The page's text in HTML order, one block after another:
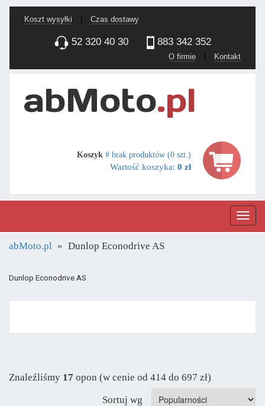
Koszt wysyłki Czas dostawy
52 320 40 30 883 342 352
O firmie | Kontakt
Koszyk # brak produktów (0 szt.)
Wartość koszyka: 0 zł
abMoto.pl Dunlop Econodrive AS
Dunlop Econodrive AS
Znaleźliśmy 17 opon (w cenie od 414 do 697 zł)
Sortuj wg